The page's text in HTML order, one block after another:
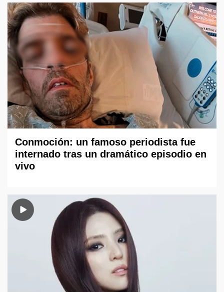
Conmoción: un famoso periodista fue
internado tras un dramático episodio en
vivo